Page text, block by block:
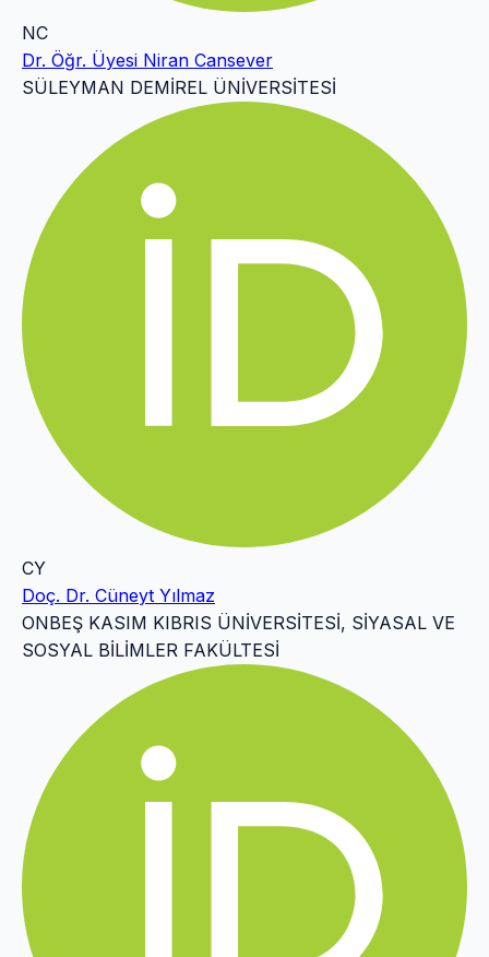
NC
Dr. Öğr. Üyesi Niran Cansever
SÜLEYMAN DEMİREL ÜNİVERSİTESİ
CY
Doç. Dr. Cüneyt Yılmaz
ONBEŞ KASIM KIBRIS ÜNİVERSİTESİ, SİYASAL VE
SOSYAL BİLİMLER FAKÜLTESİ